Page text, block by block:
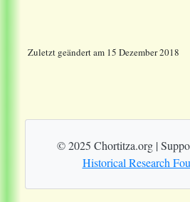
Zuletzt geändert am 15 Dezember 2018
© 2025 Chortitza.org |
Historical Research